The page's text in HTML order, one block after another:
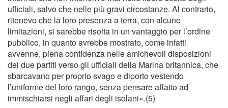
ufﬁciali, salvo che nelle più gravi circostanze. Al contrario,
ritenevo che la loro presenza a terra, con alcune
limitazioni, si sarebbe risolta in un vantaggio per l’ordine
pubblico, in quanto avrebbe mostrato, come infatti
avvenne, piena conﬁdenza nelle amichevoli disposizioni
dei due partiti verso gli ufﬁciali della Marina britannica, che
sbarcavano per proprio svago e diporto vestendo
l’uniforme del loro rango, senza pensare affatto ad
immischiarsi negli affari degli isolani».(5)